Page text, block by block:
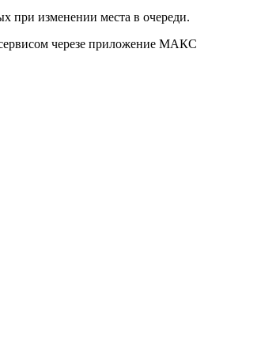
при изменении места в очереди.
черезе приложение МАКС